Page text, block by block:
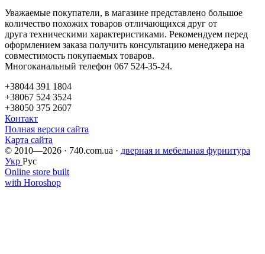
Уважаемые покупатели, в магазине представлено большое
количество похожих товаров отличающихся друг от
друга техническими характеристиками. Рекомендуем перед
оформлением заказа получить консультацию менеджера на
совместимость покупаемых товаров.
Многоканальный телефон 067 524-35-24.
+38044 391 1804
+38067 524 3524
+38050 375 2607
Контакт
Полная версия сайта
Карта сайта
© 2010—2026 · 740.com.ua · дверная и мебельная фурнитура
Укр Рус
Online store built
with Horoshop